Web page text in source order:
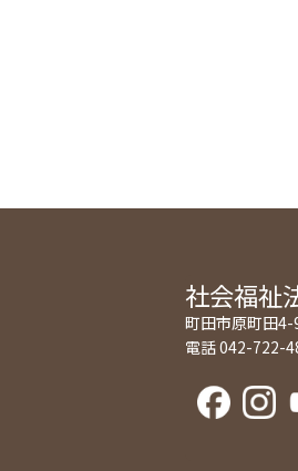
社会福祉
町田市原町田
電話 042-722-